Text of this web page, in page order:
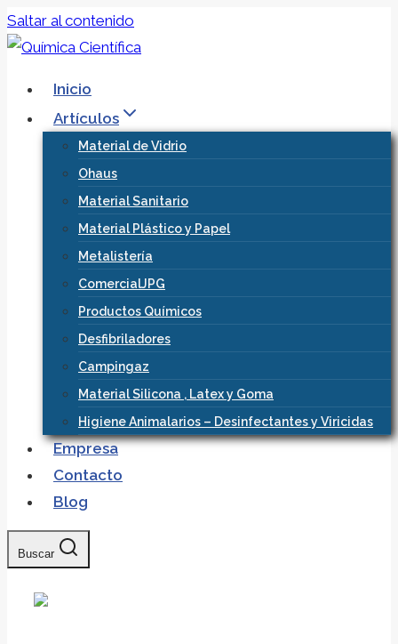
Saltar al contenido
Inicio
Artículos
Material de Vidrio
Ohaus
Material Sanitario
Material Plástico y Papel
Metalistería
ComercialJPG
Productos Químicos
Desfibriladores
Campingaz
Material Silicona , Latex y Goma
Higiene Animalarios – Desinfectantes y Viricidas
Empresa
Contacto
Blog
Buscar